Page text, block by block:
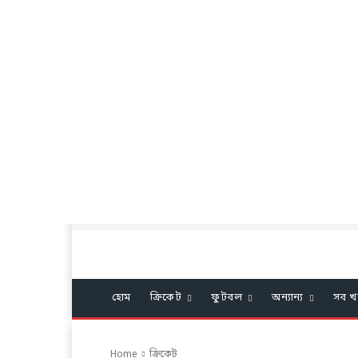
হোম ক্রিকেট ফুটবল অন্যান্য সব
Home ক্রিকেট